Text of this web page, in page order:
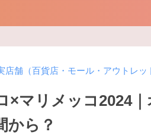
店舗（百貨店・モール・アウトレッ
×マリメッコ2024
から？